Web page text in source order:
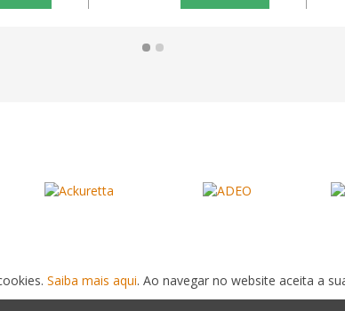
Saiba mais aqui. Ao navegar no website aceita a